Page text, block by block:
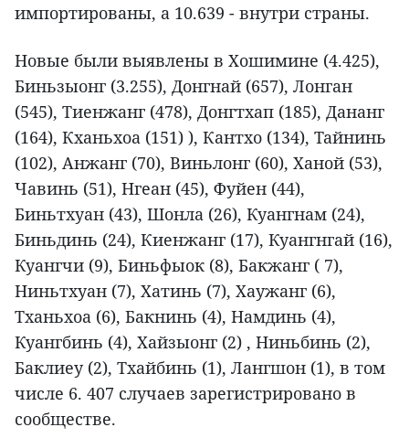
импортированы, а 10.639 - внутри страны.
Новые были выявлены в Хошимине (4.425),
Биньзыонг (3.255), Донгнай (657), Лонган
(545), Тиенжанг (478), Донгтхап (185), Дананг
(164), Кханьхоа (151) ), Кантхо (134), Тайнинь
(102), Анжанг (70), Виньлонг (60), Ханой (53),
Чавинь (51), Нгеан (45), Фуйен (44),
Биньтхуан (43), Шонла (26), Куангнам (24),
Биньдинь (24), Киенжанг (17), Куангнгай (16),
Куангчи (9), Биньфыок (8), Бакжанг ( 7),
Ниньтхуан (7), Хатинь (7), Хаужанг (6),
Тханьхоа (6), Бакнинь (4), Намдинь (4),
Куангбинь (4), Хайзыонг (2) , Ниньбинь (2),
Баклиеу (2), Тхайбинь (1), Лангшон (1), в том
числе 6. 407 случаев зарегистрировано в
сообществе.